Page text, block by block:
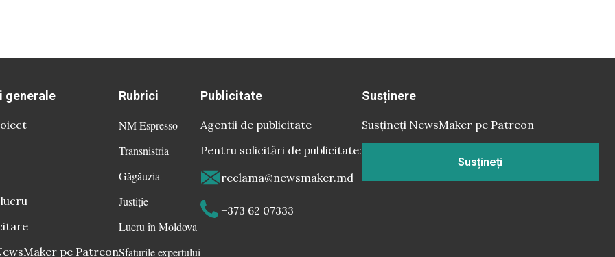
generale
pe Patreon
Rubrici
NM Espresso
Transnistria
Găgăuzia
Justiție
Lucru în Moldova
Sfaturile expertului
Publicitate
Agentii de publicitate
Pentru solicitări de publicitate:
reclama@newsmaker.md
+373 62 07333
Susținere
Susțineți NewsMaker pe Patreon
Susțineți